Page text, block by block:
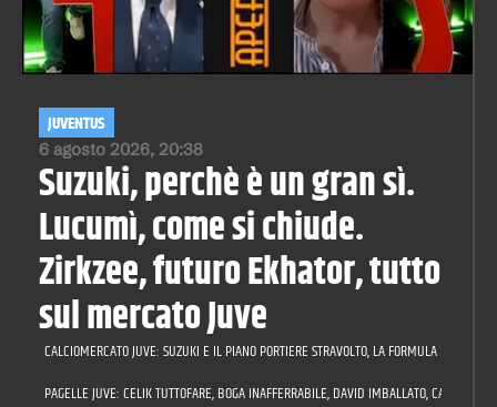
6 agosto 2026, 20:38
JUVENTUS
Suzuki, perchè è un gran sì.
Lucumì, come si chiude.
Zirkzee, futuro Ekhator, tutto
sul mercato Juve
CALCIOMERCATO JUVE: SUZUKI E IL PIANO PORTIERE STRAVOLTO, LA FORMULA PER
PAGELLE JUVE: CELIK TUTTOFARE, BOGA INAFFERRABILE, DAVID IMBALLATO, CAMBIASO